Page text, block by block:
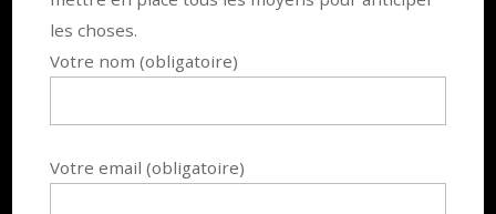
les choses.
Votre nom (obligatoire)
Votre email (obligatoire)